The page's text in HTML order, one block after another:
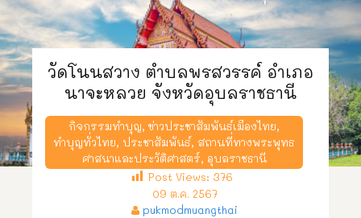
วัดโนนสวาง ตำบลพรสวรรค์ อำเภอ
นาจะหลวย จังหวัดอุบลราชธานี
กิจกรรมทำบุญ, ข่าวประชาสัมพันธ์เมืองไทย,
ทำบุญทั่วไทย, ประชาสัมพันธ์, สถานที่ทางพระพุทธ
ศาสนาและประวัติศาสตร์, อุบลราชธานี
Post Views: 376
09 ต.ค. 2567
pukmodmuangthai